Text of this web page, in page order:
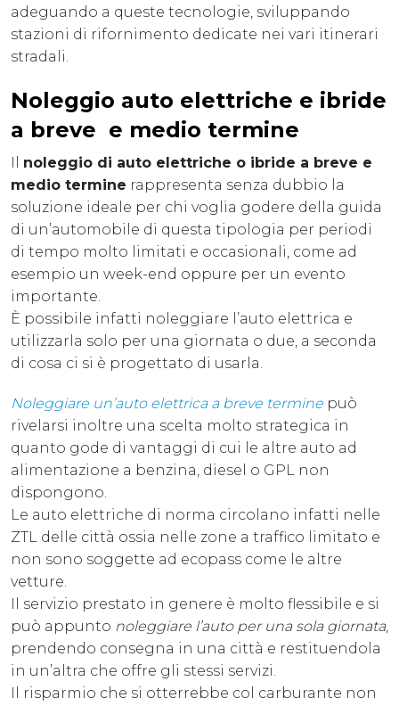
adeguando a queste tecnologie, sviluppando
stazioni di rifornimento dedicate nei vari itinerari
stradali.
Noleggio auto elettriche e ibride
a breve e medio termine
noleggio di auto elettriche o ibride a breve e
medio termine rappresenta senza dubbio la
soluzione ideale per chi voglia godere della guida
di un’automobile di questa tipologia per periodi
di tempo molto limitati e occasionali, come ad
esempio un week-end oppure per un evento
importante.
È possibile infatti noleggiare l’auto elettrica e
utilizzarla solo per una giornata o due, a seconda
di cosa ci si è progettato di usarla.
Noleggiare un’auto elettrica a breve termine può
rivelarsi inoltre una scelta molto strategica in
quanto gode di vantaggi di cui le altre auto ad
alimentazione a benzina, diesel o GPL non
dispongono.
Le auto elettriche di norma circolano infatti nelle
ZTL delle città ossia nelle zone a traffico limitato e
non sono soggette ad ecopass come le altre
vetture.
Il servizio prestato in genere è molto flessibile e si
può appunto noleggiare l’auto per una sola giornata,
prendendo consegna in una città e restituendola
in un’altra che offre gli stessi servizi.
Il risparmio che si otterrebbe col carburante non